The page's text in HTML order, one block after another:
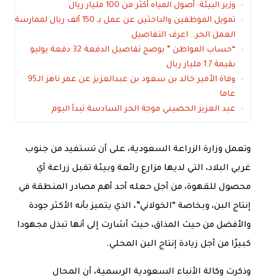
وزير البيئة: أصول المياه أكثر من 100 مليار ريال
تمويل الموظفين والباحثين عن عمل بـ 150 ألف ريال لممارسة
العمل الحر.. اعرف التفاصيل
“حساب المواطن ” يوضح تفاصيل الدفعة 32 دفعة يوليو
بقيمة 1.7 مليار ريال
وفاة الأمير خالد بن سعود بن عبدالعزيز عن عمر ناهز الـ95
عاما
عبد العزيز الحصيني موجة الحر السادسة تبدأ اليوم
وتعمل وزارة الزراعة السعودية، على أن تستفيد من جنوب
غربي البلاد، التي لديها مزارع رائعة وبيئة تقبل زراعة أي
محصول للقهوة، من أجل حعله أحد أهم مصادر المنطقة في
إنتاج البن، وبخاصة “الخولاني”، الذي يتميز بأنه الأكثر جودة
والأفضل من حيث المذاق، حيث أشارت إلى أنها تبذل مجهودا
كبيرًا من أجل زيادة إنتاج البن المحلي.
وذكرت وكالة الأنباء السعودية الرسمية، أن المحال